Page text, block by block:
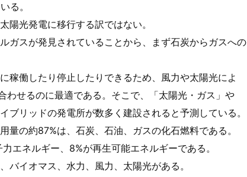
る。
陽光発電に移行する訳ではない。
ガスが発見されていることから、まず石炭からガスへの
稼働したり停止したりできるため、風力や太陽光によ
わせるのに最適である。そこで、「太陽光・ガス」や
ブリッドの発電所が数多く建設されると予測している。
量の約87%は、石炭、石油、ガスの化石燃料である。
エネルギー、8%が再生可能エネルギーである。
バイオマス、水力、風力、太陽光がある。